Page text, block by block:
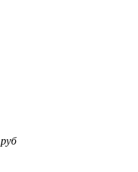
руб